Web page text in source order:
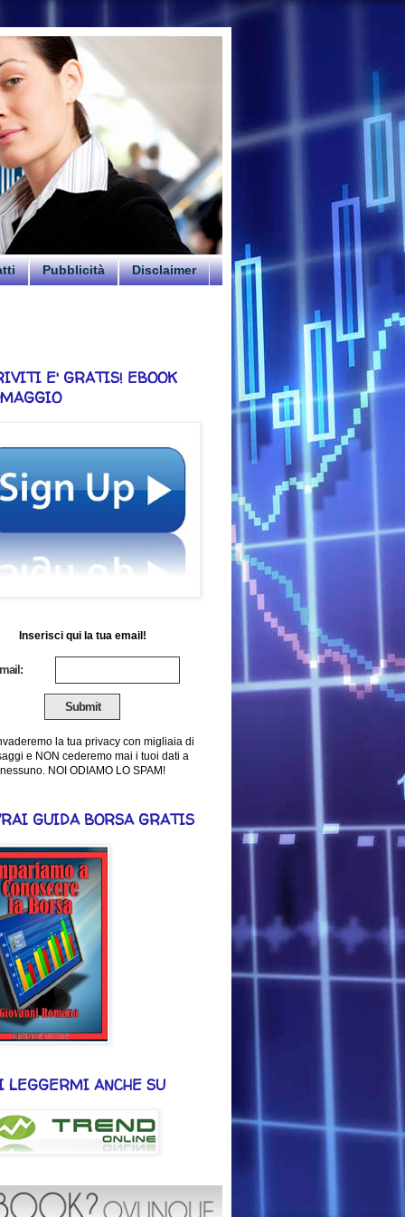
Pubblicità Disclaimer
E' GRATIS! EBOOK
Inserisci qui la tua email!
la tua privacy con migliaia di
e NON cederemo mai i tuoi dati a
nessuno. NOI ODIAMO LO SPAM!
GUIDA BORSA GRATIS
LEGGERMI ANCHE SU